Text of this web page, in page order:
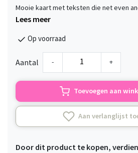
Mooie kaart met teksten die net even
Lees meer
Op voorraad
Aantal - +
Toevoegen aan
Aan verlanglijst
Door dit product te kopen,